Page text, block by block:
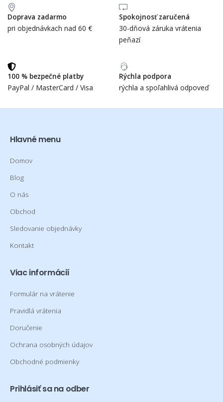
Doprava zadarmo
pri objednávkach nad 60 €
Spokojnosť zaručená
30-dňová záruka vrátenia
peňazí
100 % bezpečné platby
PayPal / MasterCard / Visa
Rýchla podpora
rýchla a spoľahlivá odpoveď
Hlavné menu
Domov
Blog
O nás
Obchod
Sledovanie objednávky
Kontakt
Viac informácií
Formulár na vrátenie
Pravidlá vrátenia
Doručenie
Ochrana osobných údajov
Obchodné podmienky
Prihlásiť sa na odber